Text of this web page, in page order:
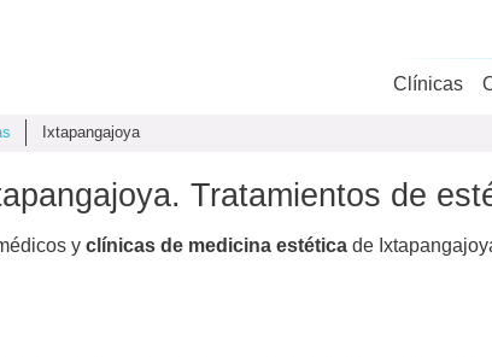
Clínicas
Ixtapangajoya
Tratamientos de
y clínicas de medicina estética de